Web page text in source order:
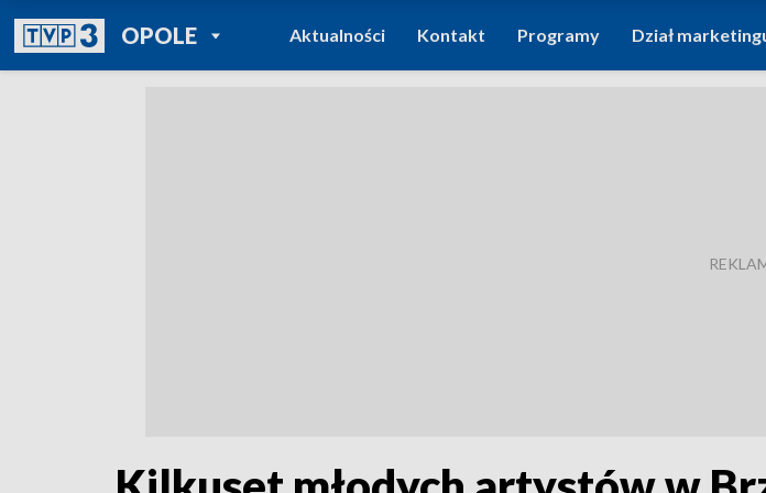
OPOLEPOWRÓT DO
TVP REGIONY
Aktualności Kontakt Programy Dział